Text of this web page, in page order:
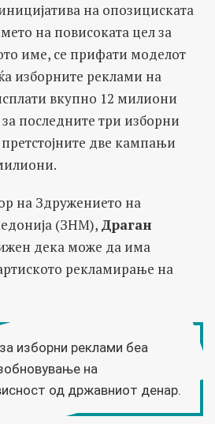
на опозициската
на повисоката цел за
име, се прифати моделот
изборните реклами на
вкупно 12 милиони
последните три изборни
двe кампањи
на Здружението на
(ЗНМ), Драган
дека може да има
рекламирање на
изборни реклами беа
на
од државниот денар.